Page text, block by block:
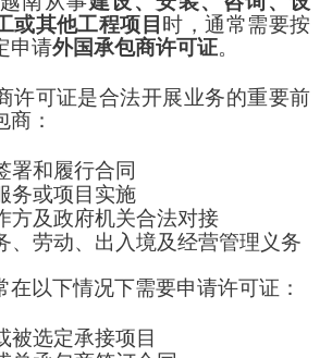
或其他工程项目 时，通常需要按
申请外国承包商许可证。
许可证是合法开展业务的重要前
：
署和履行合同
务或项目实施
方及政府机关合法对接
、劳动、出入境及经营管理义务
在以下情况下需要申请许可证：
被选定承接项目